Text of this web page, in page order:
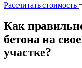
Рассчитать стоимость
Как
бетона на
участке?